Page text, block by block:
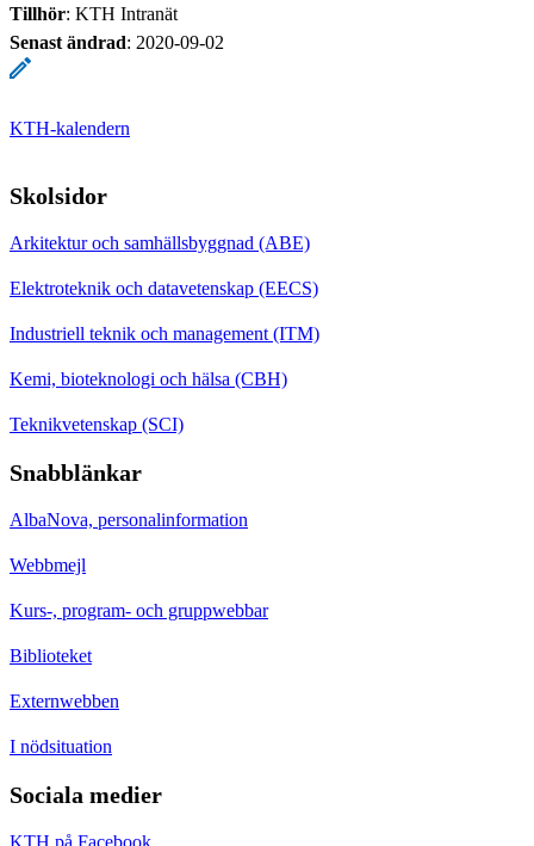
Tillhör: KTH Intranät
Senast ändrad: 2020-09-02
KTH-kalendern
Skolsidor
Arkitektur och samhällsbyggnad (ABE)
Elektroteknik och datavetenskap (EECS)
Industriell teknik och management (ITM)
Kemi, bioteknologi och hälsa (CBH)
Teknikvetenskap (SCI)
Snabblänkar
AlbaNova, personalinformation
Webbmejl
Kurs-, program- och gruppwebbar
Biblioteket
Externwebben
I nödsituation
Sociala medier
KTH på Facebook